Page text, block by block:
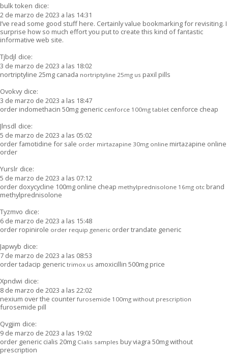
bulk token dice:
2 de marzo de 2023 a las 14:31
I’ve read some good stuff here. Certainly value bookmarking for revisiting. I
surprise how so much effort you put to create this kind of fantastic
informative web site.
Tjbdjl dice:
3 de marzo de 2023 a las 18:02
nortriptyline 25mg canada nortriptyline 25mg us paxil pills
Ovokvy dice:
3 de marzo de 2023 a las 18:47
order indomethacin 50mg generic cenforce 100mg tablet cenforce cheap
Jlnsdl dice:
5 de marzo de 2023 a las 05:02
order famotidine for sale order mirtazapine 30mg online mirtazapine online
order
Yurslr dice:
5 de marzo de 2023 a las 07:12
order doxycycline 100mg online cheap methylprednisolone 16mg otc brand
methylprednisolone
Tyzmvo dice:
6 de marzo de 2023 a las 15:48
order ropinirole order requip generic order trandate generic
Japwyb dice:
7 de marzo de 2023 a las 08:53
order tadacip generic trimox us amoxicillin 500mg price
Xpndwi dice:
8 de marzo de 2023 a las 22:02
nexium over the counter furosemide 100mg without prescription
furosemide pill
Qvgjim dice:
9 de marzo de 2023 a las 19:02
order generic cialis 20mg Cialis samples buy viagra 50mg without
prescription